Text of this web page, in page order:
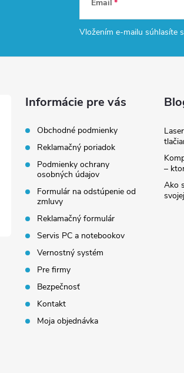
Email
Vložením e-mailu súhlasíte s
Informácie pre vás
Obchodné podmienky
Reklamačný poriadok
Podmienky ochrany
osobných údajov
Formulár na odstúpenie od
zmluvy
Reklamačný formulár
Servis PC a notebookov
Vernostný systém
Pre firmy
Bezpečnosť
Kontakt
Moja objednávka
–
Ako